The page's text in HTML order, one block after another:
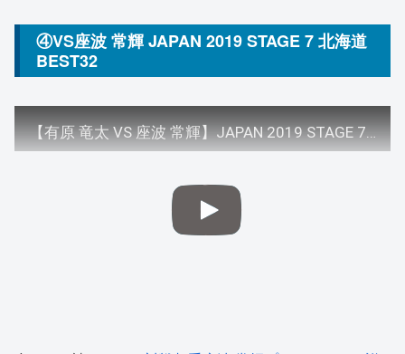
④VS座波 常輝 JAPAN 2019 STAGE 7 北海道
BEST32
【有原 竜太 VS 座波 常輝】JAPAN 2019 STAGE 7 北海道 BEST32